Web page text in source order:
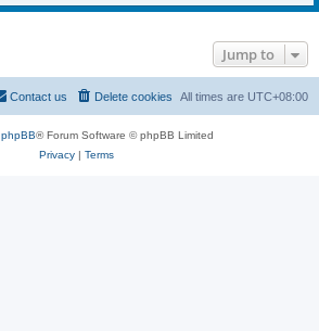
Jump to
All times are UTC+08:00
Delete cookies
Contact us
phpBB® Forum Software © phpBB Limited
Privacy| Terms